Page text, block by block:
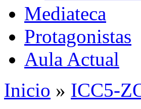
Mediateca
Protagonistas
Aula Actual
Inicio » ICC5-